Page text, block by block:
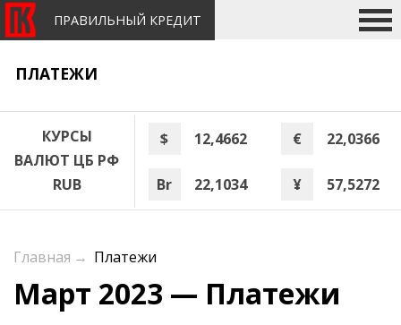
ПРАВИЛЬНЫЙ КРЕДИТ
ПЛАТЕЖИ
КУРСЫ
ВАЛЮТ ЦБ РФ
RUB
$ 12,4662 € 22,0366
Br 22,1034 ¥ 57,5272
Главная → Платежи
Март 2023 — Платежи